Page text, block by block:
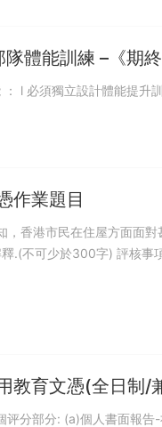
體能訓練 –《期
作業題目
，香港市民在住屋方面面
項: 能回應题目的要求，内容詳盡最高
教育文憑(全日制
策及社會福利論
料搜集 》 同學可選取一